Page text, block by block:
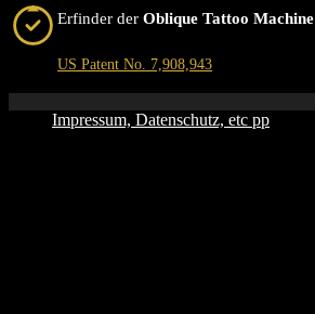
Erfinder der Oblique Tattoo Machine
US Patent No. 7,908,943
Impressum, Datenschutz, etc pp